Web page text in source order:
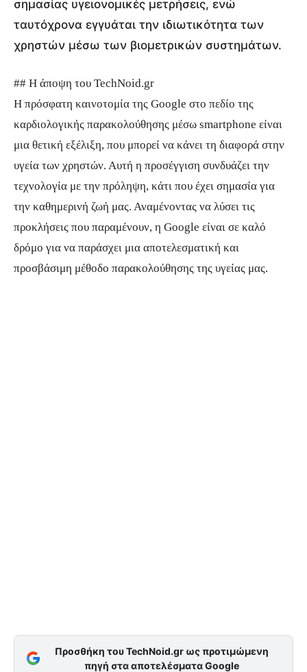
σημασίας υγειονομικές μετρήσεις, ενώ
ταυτόχρονα εγγυάται την ιδιωτικότητα των
χρηστών μέσω των βιομετρικών συστημάτων.
## Η άποψη του TechNoid.gr
Η πρόσφατη καινοτομία της Google στο πεδίο της
καρδιολογικής παρακολούθησης μέσω smartphone είναι
μια θετική εξέλιξη, που μπορεί να κάνει τη διαφορά στην
υγεία των χρηστών. Αυτή η προσέγγιση συνδυάζει την
τεχνολογία με την πρόληψη, κάτι που έχει σημασία για
την καθημερινή ζωή μας. Αναμένοντας να λύσει τις
προκλήσεις που παραμένουν, η Google είναι σε καλό
δρόμο για να παράσχει μια αποτελεσματική και
προσβάσιμη μέθοδο παρακολούθησης της υγείας μας.
Προσθήκη του TechNoid.gr ως προτιμώμενη
πηγή στα αποτελέσματα Google